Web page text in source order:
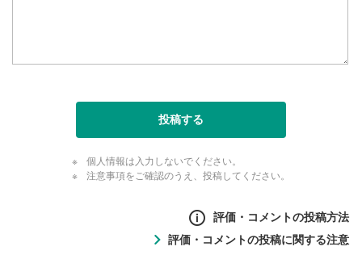
投稿する
個人情報は入力しないでください。
注意事項をご確認のうえ、投稿してください。
評価・コメントの投稿方法
評価・コメントの投稿に関する注意